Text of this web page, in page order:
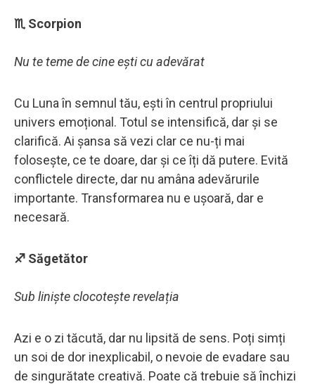
♏ Scorpion
Nu te teme de cine ești cu adevărat
Cu Luna în semnul tău, ești în centrul propriului
univers emoțional. Totul se intensifică, dar și se
clarifică. Ai șansa să vezi clar ce nu-ți mai
folosește, ce te doare, dar și ce îți dă putere. Evită
conflictele directe, dar nu amâna adevărurile
importante. Transformarea nu e ușoară, dar e
necesară.
♐ Săgetător
Sub liniște clocotește revelația
Azi e o zi tăcută, dar nu lipsită de sens. Poți simți
un soi de dor inexplicabil, o nevoie de evadare sau
de singurătate creativă. Poate că trebuie să închizi